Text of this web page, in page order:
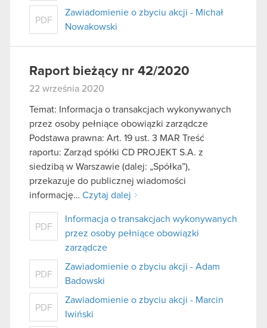
PDF
Zawiadomienie o zbyciu akcji - Michał
Nowakowski
Raport bieżący nr 42/2020
22 września 2020
Temat: Informacja o transakcjach wykonywanych
przez osoby pełniące obowiązki zarządcze
Podstawa prawna: Art. 19 ust. 3 MAR Treść
raportu: Zarząd spółki CD PROJEKT S.A. z
siedzibą w Warszawie (dalej: „Spółka”),
przekazuje do publicznej wiadomości
informację… Czytaj dalej
PDF
Informacja o transakcjach wykonywanych
przez osoby pełniące obowiązki
zarządcze
PDF
Zawiadomienie o zbyciu akcji - Adam
Badowski
PDF
Zawiadomienie o zbyciu akcji - Marcin
Iwiński